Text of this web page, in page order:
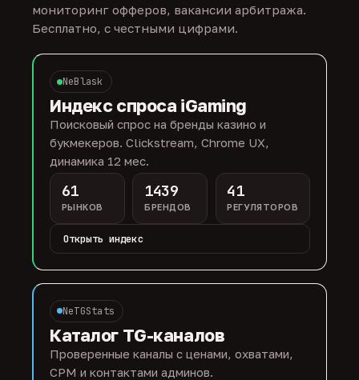
мониторинг офферов, вакансии арбитража.
Бесплатно, с честными цифрами.
NeBlask
Индекс спроса iGaming
Поисковый спрос на бренды казино и
букмекеров. Clickstream, Chrome UX,
динамика 12 мес.
61
РЫНКОВ
1439
БРЕНДОВ
41
РЕГУЛЯТОРОВ
Открыть индекс
NeTGStats
Каталог TG-каналов
Проверенные каналы с ценами, охватами,
CPM и контактами админов.